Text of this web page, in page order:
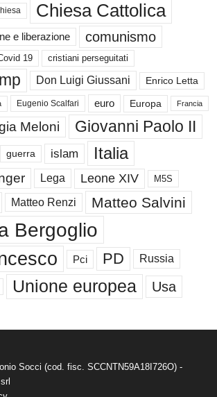
Chiesa Cattolica
e liberazione comunismo
19 cristiani perseguitati
Don Luigi Giussani Enrico Letta
Eugenio Scalfari euro Europa Francia
Meloni Giovanni Paolo II
guerra islam Italia
Lega Leone XIV M5S
Matteo Renzi Matteo Salvini
Bergoglio
Pci PD Russia
Unione europea Usa
Socci (cod. fisc. SCCNTN59A18I726O) -